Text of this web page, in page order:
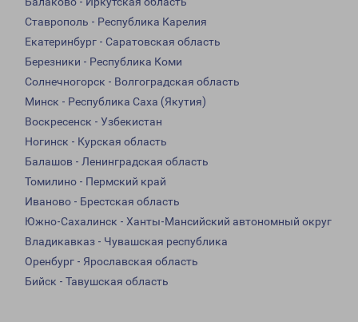
Ставрополь - Республика Карелия
Екатеринбург - Саратовская область
Березники - Республика Коми
Солнечногорск - Волгоградская область
Минск - Республика Саха (Якутия)
Воскресенск - Узбекистан
Ногинск - Курская область
Балашов - Ленинградская область
Томилино - Пермский край
Иваново - Брестская область
Южно-Сахалинск - Ханты-Мансийский автономный округ
Владикавказ - Чувашская республика
Оренбург - Ярославская область
Бийск - Тавушская область